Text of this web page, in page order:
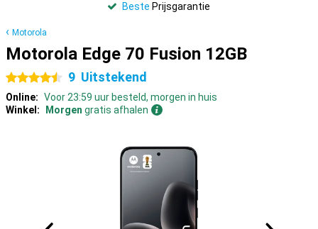
Beste Prijsgarantie
Motorola
Motorola Edge 70 Fusion 12GB
4.5 sterren 9 Uitstekend
Online: Voor 23:59 uur besteld, morgen in huis
Winkel:
Morgen gratis afhalen